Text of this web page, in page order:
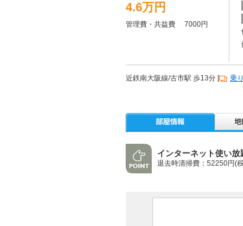
4.6万円
管理費・共益費 7000円
近鉄南大阪線/古市駅 歩13分 [ 乗
インターネット使い
退去時清掃費：52250円(